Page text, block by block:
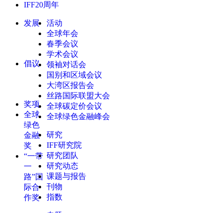
IFF20周年
发展
倡议
奖项
全球
绿色
金融
奖
“一带
一
路”国
际合
作奖
活动
全球年会
春季会议
学术会议
领袖对话会
国别和区域会议
大湾区报告会
丝路国际联盟大会
全球碳定价会议
全球绿色金融峰会
研究
IFF研究院
研究团队
研究动态
课题与报告
刊物
指数